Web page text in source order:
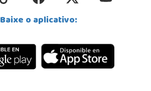
Baixe o aplicativo: